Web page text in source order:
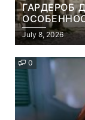
ГАРДЕРОБ
ПАРКИ И
July 8, 2026
0